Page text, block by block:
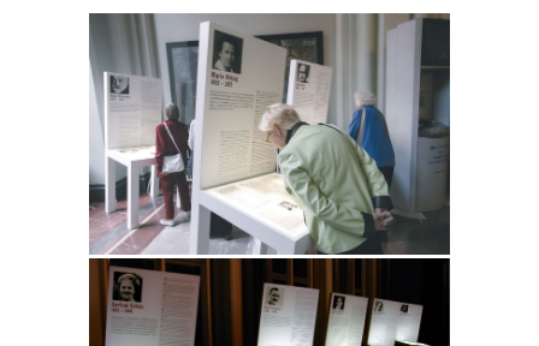
Ausstellung im Roten Rathaus Berlin